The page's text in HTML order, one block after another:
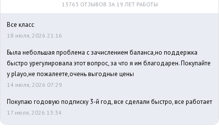
13763 ОТЗЫВОВ ЗА 19 ЛЕТ РАБОТЫ
Все класс
18 июля, 2026 21:16
Была небольшая проблема с зачислением баланса,но поддержка
быстро урегулировала этот вопрос, за что я им благодарен. Покупайте
у playo,не пожалеете,очень выгодные цены
14 июля, 2026 07:29
Покупаю годовую подписку 3-й год, все сделали быстро, все работает
17 июля, 2026 13:34